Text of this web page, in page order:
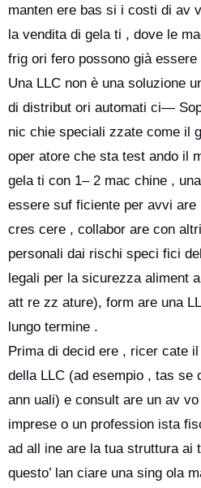
manten ere bas si i costi di av
la vendita di gela ti , dove le
frig ori fero possono già
Una LLC non è una soluzione
di distribut ori automati ci—
nic chie speciali zzate come il
oper atore che sta test ando il
gela ti con 1– 2 mac chine ,
essere suf ficiente per avvi are
cres cere , collabor are con
personali dai rischi speci fici
legali per la sicurezza aliment
att re zz ature), form are una
lungo termine .
Prima di decid ere , ricer cate
della LLC (ad esempio , tas se
ann uali) e consult are un av
imprese o un profession ista
ad all ine are la tua struttura
questo’ lan ciare una sing ola